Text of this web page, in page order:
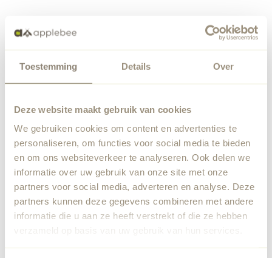
Toestemming Details Over
Deze website maakt gebruik van cookies
We gebruiken cookies om content en advertenties te
personaliseren, om functies voor social media te bieden
en om ons websiteverkeer te analyseren. Ook delen we
informatie over uw gebruik van onze site met onze
partners voor social media, adverteren en analyse. Deze
partners kunnen deze gegevens combineren met andere
informatie die u aan ze heeft verstrekt of die ze hebben
verzameld op basis van uw gebruik van hun services.